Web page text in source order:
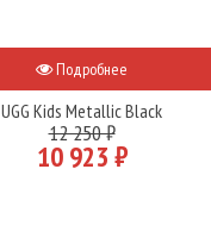
Подробнее
UGG Kids Metallic Black
12 250 ₽
10 923 ₽